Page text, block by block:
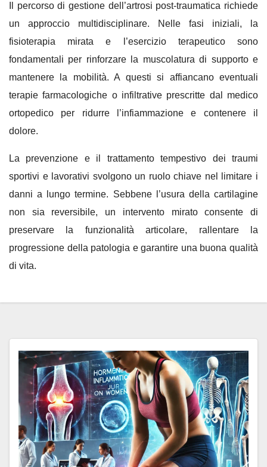
Il percorso di gestione dell’artrosi post-traumatica richiede
un approccio multidisciplinare. Nelle fasi iniziali, la
fisioterapia mirata e l’esercizio terapeutico sono
fondamentali per rinforzare la muscolatura di supporto e
mantenere la mobilità. A questi si affiancano eventuali
terapie farmacologiche o infiltrative prescritte dal medico
ortopedico per ridurre l’infiammazione e contenere il
dolore.
La prevenzione e il trattamento tempestivo dei traumi
sportivi e lavorativi svolgono un ruolo chiave nel limitare i
danni a lungo termine. Sebbene l’usura della cartilagine
non sia reversibile, un intervento mirato consente di
preservare la funzionalità articolare, rallentare la
progressione della patologia e garantire una buona qualità
di vita.